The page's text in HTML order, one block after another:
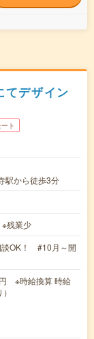
てデザイン
ト
駅から徒歩3分
残業少
OK！ #10月～開
※時給換算 時給